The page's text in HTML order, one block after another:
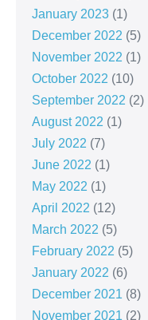
January 2023 (1)
December 2022 (5)
November 2022 (1)
October 2022 (10)
September 2022 (2)
August 2022 (1)
July 2022 (7)
June 2022 (1)
May 2022 (1)
April 2022 (12)
March 2022 (5)
February 2022 (5)
January 2022 (6)
December 2021 (8)
November 2021 (2)